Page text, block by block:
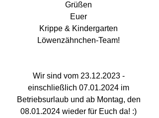
Grüßen
Euer
Krippe & Kindergarten
Löwenzähnchen-Team!
Wir sind vom 23.12.2023 -
einschließlich 07.01.2024 im
Betriebsurlaub und ab Montag, den
08.01.2024 wieder für Euch da! :)